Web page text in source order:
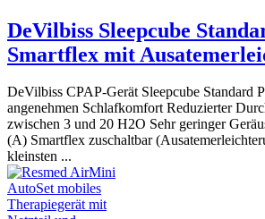
DeVilbiss Sleepcube
Smartflex mit
DeVilbiss CPAP-Gerät Sleepcube Standard
angenehmen Schlafkomfort Reduzierter
zwischen 3 und 20 H2O Sehr geringer
(A) Smartflex zuschaltbar
kleinsten ...